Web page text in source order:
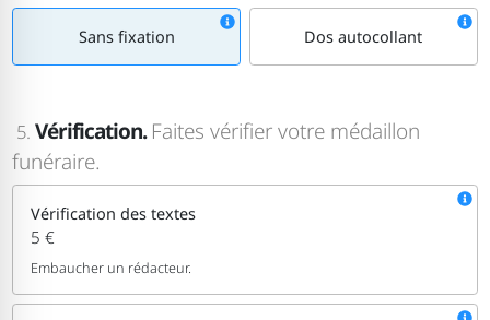
Sans fixation Dos autocollant
5. Vérification. Faites vérifier votre médaillon
funéraire.
Vérification des textes
5 €
Embaucher un rédacteur.